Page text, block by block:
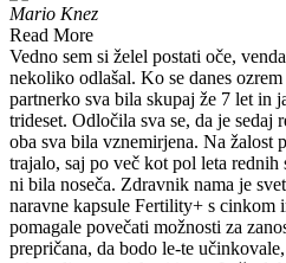
Mario Knez
Read More
Vedno sem si želel postati oče,
nekoliko odlašal. Ko se danes
partnerko sva bila skupaj že 7 let in
trideset. Odločila sva se, da je sedaj
oba sva bila vznemirjena. Na žalost
trajalo, saj po več kot pol leta rednih
ni bila noseča. Zdravnik nama je
naravne kapsule Fertility+ s cinkom
pomagale povečati možnosti za
prepričana, da bodo le-te